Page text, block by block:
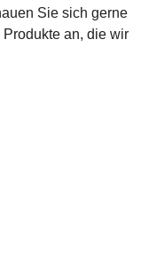
Sie sich gerne
an, die wir